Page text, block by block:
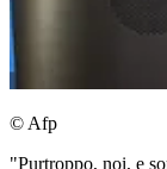
© Afp
"Purtroppo, noi, e